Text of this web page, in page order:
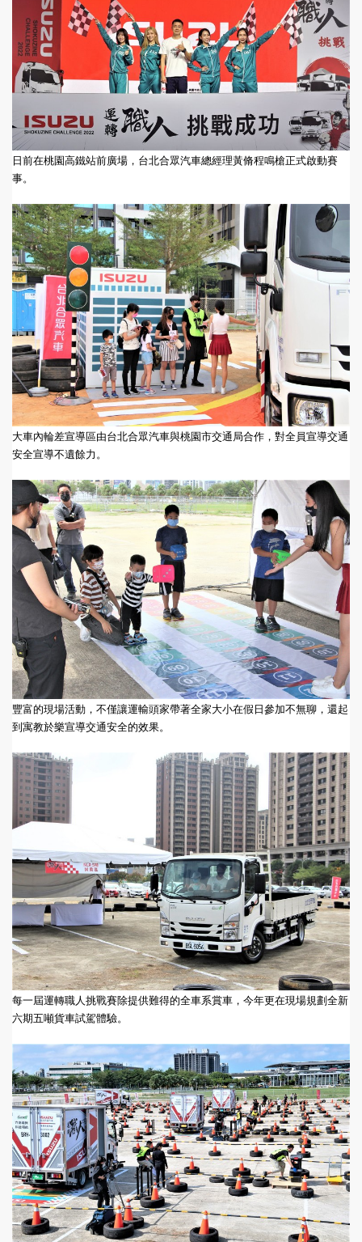
日前在桃園高鐵站前廣場，台北合眾汽車總經理黃脩程鳴槍正式啟動賽
事。
大車內輪差宣導區由台北合眾汽車與桃園市交通局合作，對全員宣導交通
安全宣導不遺餘力。
豐富的現場活動，不僅讓運輸頭家帶著全家大小在假日參加不無聊，還起
到寓教於樂宣導交通安全的效果。
每一屆運轉職人挑戰賽除提供難得的全車系賞車，今年更在現場規劃全新
六期五噸貨車試駕體驗。